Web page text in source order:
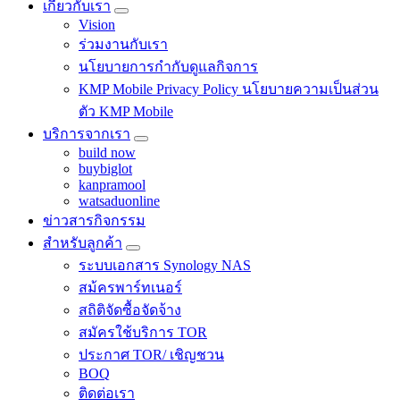
เกี่ยวกับเรา
Vision
ร่วมงานกับเรา
นโยบายการกำกับดูแลกิจการ
KMP Mobile Privacy Policy นโยบายความเป็นส่วน
ตัว KMP Mobile
บริการจากเรา
build now
buybiglot
kanpramool
watsaduonline
ข่าวสารกิจกรรม
สำหรับลูกค้า
ระบบเอกสาร Synology NAS
สม้ครพาร์ทเนอร์
สถิติจัดซื้อจัดจ้าง
สมัครใช้บริการ TOR
ประกาศ TOR/ เชิญชวน
BOQ
ติดต่อเรา